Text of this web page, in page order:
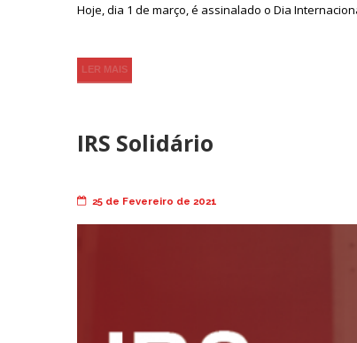
Hoje, dia 1 de março, é assinalado o Dia
LER MAIS
IRS Solidário
25 de Fevereiro de 2021